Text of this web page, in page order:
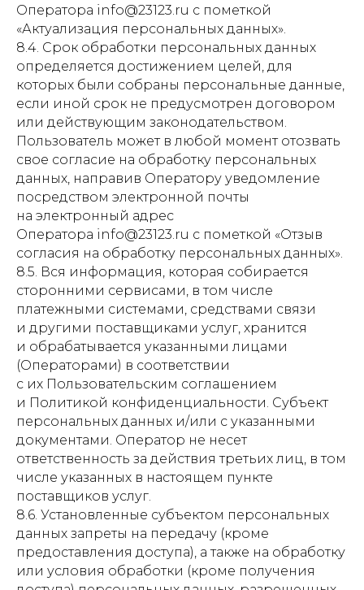
Оператора info@23123.ru с пометкой
«Актуализация персональных данных».
8.4. Срок обработки персональных данных
определяется достижением целей, для
которых были собраны персональные данные,
если иной срок не предусмотрен договором
или действующим законодательством.
Пользователь может в любой момент отозвать
свое согласие на обработку персональных
данных, направив Оператору уведомление
посредством электронной почты
на электронный адрес
Оператора info@23123.ru с пометкой «Отзыв
согласия на обработку персональных данных».
8.5. Вся информация, которая собирается
сторонними сервисами, в том числе
платежными системами, средствами связи
и другими поставщиками услуг, хранится
и обрабатывается указанными лицами
(Операторами) в соответствии
с их Пользовательским соглашением
и Политикой конфиденциальности. Субъект
персональных данных и/или с указанными
документами. Оператор не несет
ответственность за действия третьих лиц, в том
числе указанных в настоящем пункте
поставщиков услуг.
8.6. Установленные субъектом персональных
данных запреты на передачу (кроме
предоставления доступа), а также на обработку
или условия обработки (кроме получения